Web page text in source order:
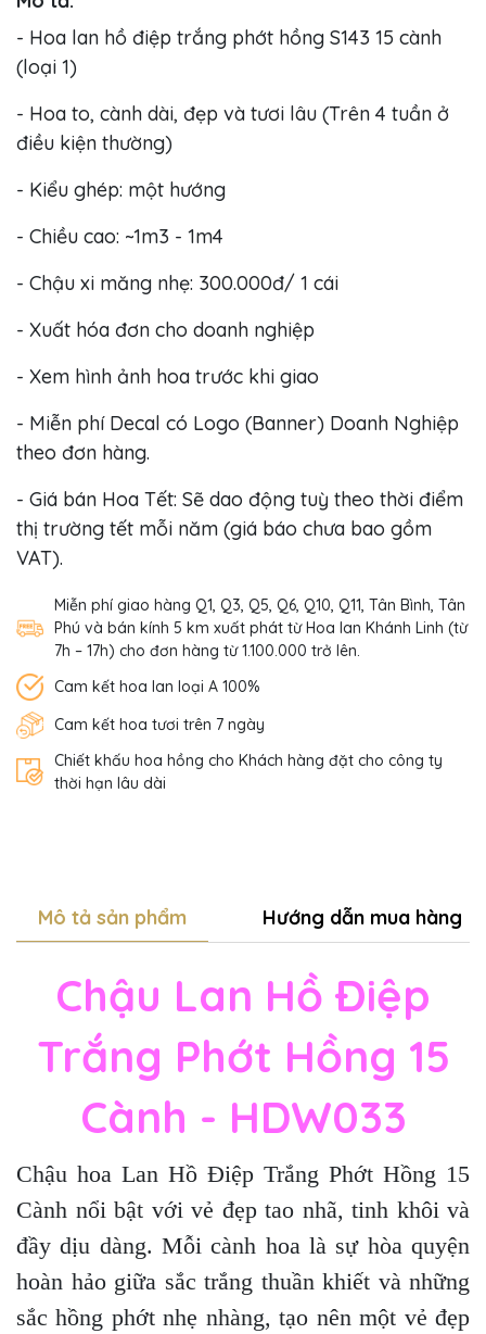
- Hoa lan hồ điệp trắng phớt hồng S143 15 cành
(loại 1)
- Hoa to, cành dài, đẹp và tươi lâu (Trên 4 tuần ở
điều kiện thường)
- Kiểu ghép: một hướng
- Chiều cao: ~1m3 - 1m4
- Chậu xi măng nhẹ: 300.000đ/ 1 cái
- Xuất hóa đơn cho doanh nghiệp
- Xem hình ảnh hoa trước khi giao
- Miễn phí Decal có Logo (Banner) Doanh Nghiệp
theo đơn hàng.
- Giá bán Hoa Tết: Sẽ dao động tuỳ theo thời điểm
thị trường tết mỗi năm (giá báo chưa bao gồm
VAT).
Miễn phí giao hàng Q1, Q3, Q5, Q6, Q10, Q11, Tân Bình, Tân
Phú và bán kính 5 km xuất phát từ Hoa lan Khánh Linh (từ
7h – 17h) cho đơn hàng từ 1.100.000 trở lên.
Cam kết hoa lan loại A 100%
Cam kết hoa tươi trên 7 ngày
Chiết khấu hoa hồng cho Khách hàng đặt cho công ty
thời hạn lâu dài
Mô tả sản phẩm Hướng dẫn mua hàng
Chậu Lan Hồ Điệp
Trắng Phớt Hồng 15
Cành - HDW033
Chậu hoa Lan Hồ Điệp Trắng Phớt Hồng 15
Cành nổi bật với vẻ đẹp tao nhã, tinh khôi và
đầy dịu dàng. Mỗi cành hoa là sự hòa quyện
hoàn hảo giữa sắc trắng thuần khiết và những
sắc hồng phớt nhẹ nhàng, tạo nên một vẻ đẹp